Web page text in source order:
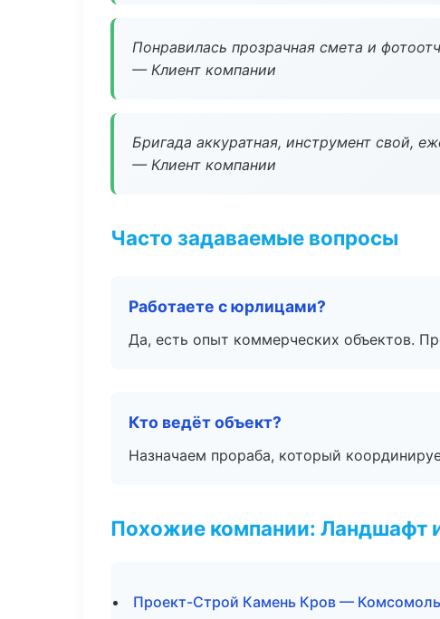
Понравилась прозрачная смета и
— Клиент компании
Бригада аккуратная, инструмент свой,
— Клиент компании
Часто задаваемые вопросы
Работаете с юрлицами?
Да, есть опыт коммерческих объектов.
Кто ведёт объект?
Назначаем прораба, который
Похожие компании: Ландшафт
Проект-Строй Камень Кров —